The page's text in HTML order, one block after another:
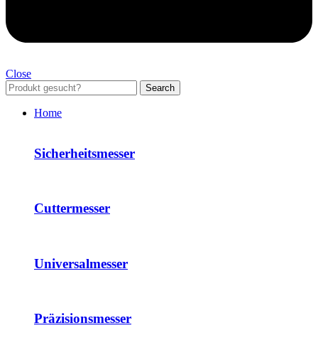
Close
Search
Home
Sicherheitsmesser
Cuttermesser
Universalmesser
Präzisionsmesser